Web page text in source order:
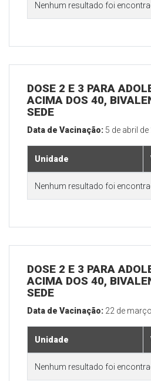
Nenhum resultado foi
DOSE 2 E 3 PARA
ACIMA DOS 40,
SEDE
Data de Vacinação: 5 de abril de
Unidade
Nenhum resultado foi
DOSE 2 E 3 PARA
ACIMA DOS 40,
SEDE
Data de Vacinação: 22 de
Unidade
Nenhum resultado foi